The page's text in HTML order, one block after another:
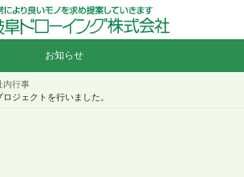
お知らせ
内行事
ジェクトを行いました。